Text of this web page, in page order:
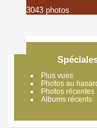
3043 photos
Plus vues
Photos au
Photos récentes
Albums récents